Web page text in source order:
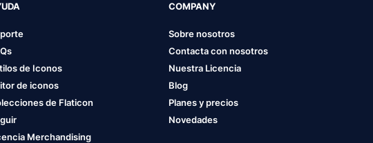
de Iconos
de iconos
de Flaticon
Merchandising
COMPANY
Sobre nosotros
Contacta con nosotros
Nuestra Licencia
Blog
Planes y precios
Novedades